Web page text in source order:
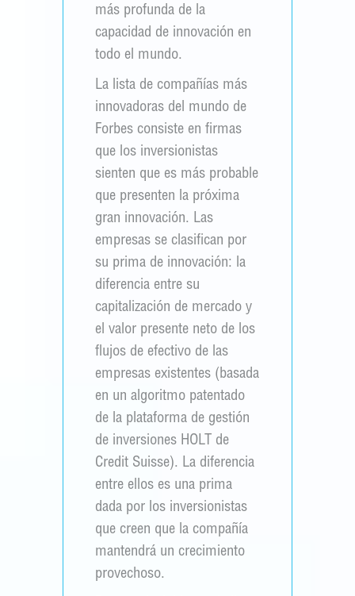
más profunda de la
capacidad de innovación en
todo el mundo.
La lista de compañías más
innovadoras del mundo de
Forbes consiste en firmas
que los inversionistas
sienten que es más probable
que presenten la próxima
gran innovación. Las
empresas se clasifican por
su prima de innovación: la
diferencia entre su
capitalización de mercado y
el valor presente neto de los
flujos de efectivo de las
empresas existentes (basada
en un algoritmo patentado
de la plataforma de gestión
de inversiones HOLT de
Credit Suisse). La diferencia
entre ellos es una prima
dada por los inversionistas
que creen que la compañía
mantendrá un crecimiento
provechoso.